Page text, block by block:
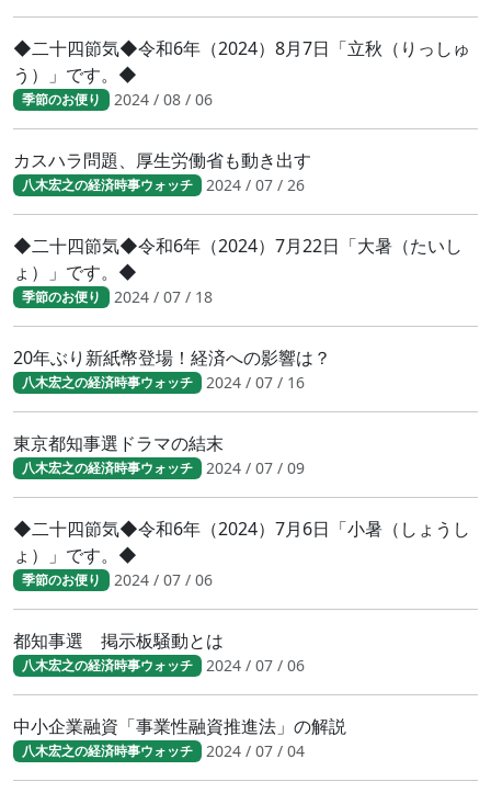
◆二十四節気◆令和6年（2024）8月7日「立秋（りっしゅ
う）」です。◆
季節のお便り 2024 / 08 / 06
カスハラ問題、厚生労働省も動き出す
八木宏之の経済時事ウォッチ 2024 / 07 / 26
◆二十四節気◆令和6年（2024）7月22日「大暑（たいし
ょ）」です。◆
季節のお便り 2024 / 07 / 18
20年ぶり新紙幣登場！経済への影響は？
八木宏之の経済時事ウォッチ 2024 / 07 / 16
東京都知事選ドラマの結末
八木宏之の経済時事ウォッチ 2024 / 07 / 09
◆二十四節気◆令和6年（2024）7月6日「小暑（しょうし
ょ）」です。◆
季節のお便り 2024 / 07 / 06
都知事選 掲示板騒動とは
八木宏之の経済時事ウォッチ 2024 / 07 / 06
中小企業融資「事業性融資推進法」の解説
八木宏之の経済時事ウォッチ 2024 / 07 / 04